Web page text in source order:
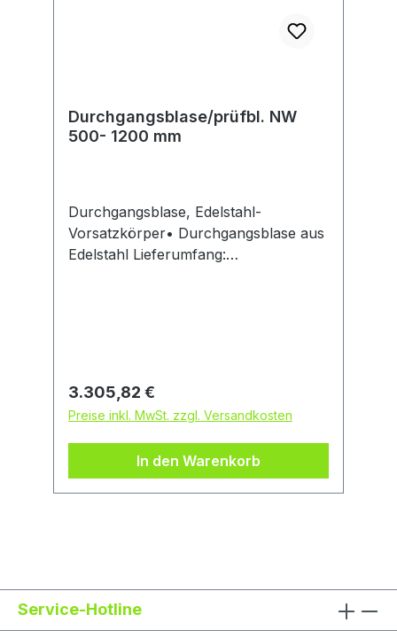
Durchgangsblase/prüfbl. NW
500- 1200 mm
Durchgangsblase, Edelstahl-
Vorsatzkörper• Durchgangsblase aus
Edelstahl Lieferumfang:
+492191980450, info@haerke.de
Regulärer Preis:
3.305,82 €
Preise inkl. MwSt. zzgl. Versandkosten
In den Warenkorb
Service-Hotline